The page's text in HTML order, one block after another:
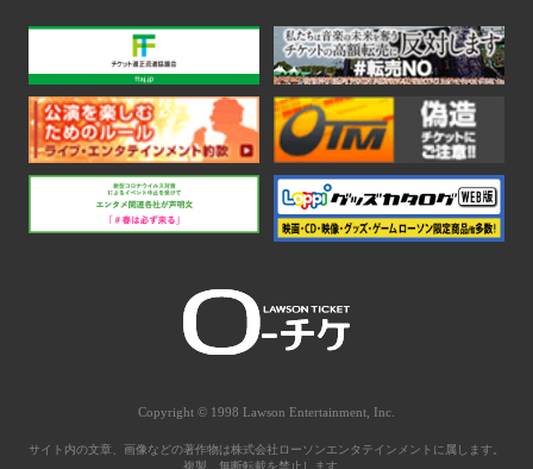
サイト内の文章、画像などの著作物は株式会社ローソンエンタテインメントに属します。
複製、無断転載を禁止します。
Copyright © 1998 Lawson Entertainment, Inc.